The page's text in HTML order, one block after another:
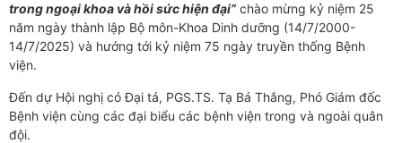
trong ngoại khoa và hồi sức hiện đại” chào mừng kỷ niệm 25
năm ngày thành lập Bộ môn-Khoa Dinh dưỡng (14/7/2000-
14/7/2025) và hướng tới kỷ niệm 75 ngày truyền thống Bệnh
viện.
Đến dự Hội nghị có Đại tá, PGS.TS. Tạ Bá Thắng, Phó Giám đốc
Bệnh viện cùng các đại biểu các bệnh viện trong và ngoài quân
đội.